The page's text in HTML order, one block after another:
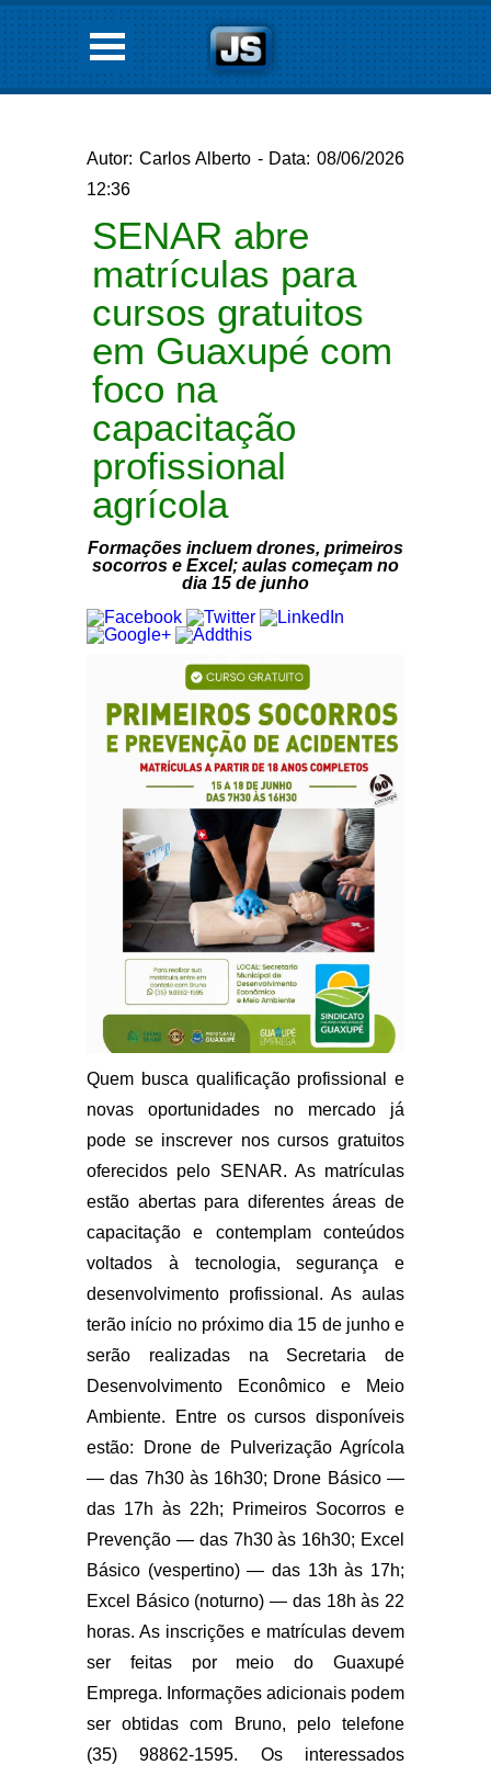
Autor: Carlos Alberto - Data: 08/06/2026
12:36
SENAR abre
matrículas para
cursos gratuitos
em Guaxupé com
foco na
capacitação
profissional
agrícola
Formações incluem drones, primeiros
socorros e Excel; aulas começam no
dia 15 de junho
Quem busca qualificação profissional e
novas oportunidades no mercado já
pode se inscrever nos cursos gratuitos
oferecidos pelo SENAR. As matrículas
estão abertas para diferentes áreas de
capacitação e contemplam conteúdos
voltados à tecnologia, segurança e
desenvolvimento profissional. As aulas
terão início no próximo dia 15 de junhoe
serão realizadas na Secretaria de
Desenvolvimento Econômico e Meio
Ambiente. Entre os cursos disponíveis
estão:
Drone de Pulverização Agrícola
— das 7h30 às 16h30; Drone Básico—
das 17h às 22h;
Primeiros Socorros e
Prevenção — das 7h30 às 16h30; Excel
Básico (vespertino)— das 13h às 17h;
Excel Básico (noturno) — das 18h às 22
horas. As inscrições e matrículas devem
ser feitas por meio do Guaxupé
Emprega. Informações adicionais podem
ser obtidas com
Bruno, pelo telefone
(35) 98862-1595. Os interessados